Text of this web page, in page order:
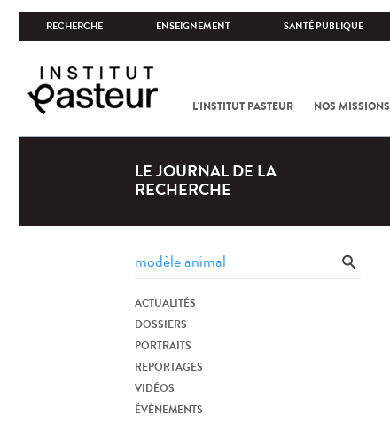
RECHERCHE ENSEIGNEMENT SANTÉ PUBLIQUE
L'INSTITUT PASTEUR NOS MISSIONS
LE JOURNAL DE LA
RECHERCHE
ACTUALITÉS
DOSSIERS
PORTRAITS
REPORTAGES
VIDÉOS
ÉVÉNEMENTS